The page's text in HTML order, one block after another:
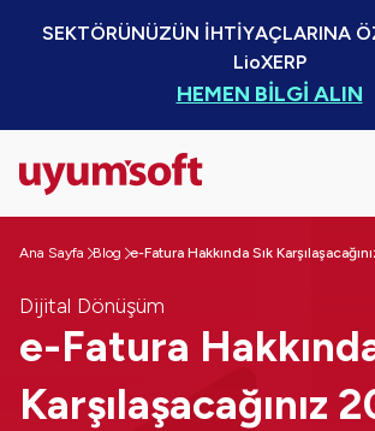
SEKTÖRÜNÜZÜN İHTİYAÇLARINA
LioXERP
HEMEN BİLGİ ALIN
Ana Sayfa Blog e-Fatura Hakkında Sık
Dijital Dönüşüm
e-Fatura
Karşılaşacağınız